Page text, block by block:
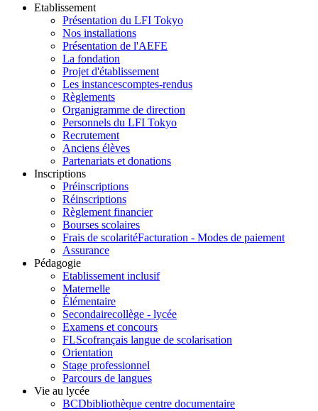
Etablissement
Présentation du LFI Tokyo
Nos installations
Présentation de l'AEFE
La fondation
Projet d'établissement
Les instancescomptes-rendus
Règlements
Organigramme de direction
Personnels du LFI Tokyo
Recrutement
Anciens élèves
Partenariats et donations
Inscriptions
Préinscriptions
Réinscriptions
Règlement financier
Bourses scolaires
Frais de scolaritéFacturation - Modes de paiement
Assurance
Pédagogie
Etablissement inclusif
Maternelle
Élémentaire
Secondairecollège - lycée
Examens et concours
FLScofrançais langue de scolarisation
Orientation
Stage professionnel
Parcours de langues
Vie au lycée
BCDbibliothèque centre documentaire